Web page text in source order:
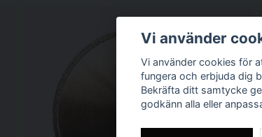
Vi använder
Vi använder cookies för
fungera och erbjuda dig
Bekräfta ditt samtycke
godkänn alla eller